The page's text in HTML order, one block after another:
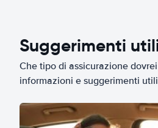
Suggerimenti
Che tipo di assicurazione
informazioni e suggerimenti